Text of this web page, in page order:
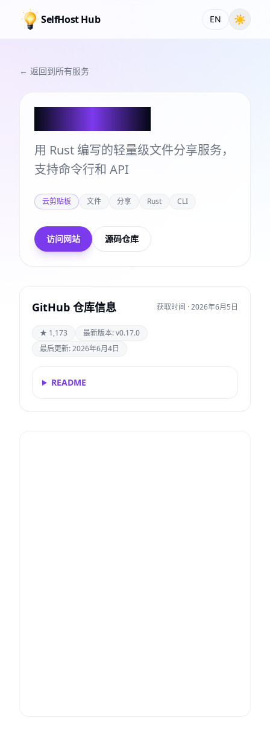
SelfHost Hub EN ☀
← 返回到所有服务
用 Rust 编写的轻量级文件分享服务，
支持命令行和 API
云剪贴板 文件 分享 Rust CLI
访问网站 源码仓库
GitHub 仓库信息 获取时间 · 2026年6月5日
★ 1,173
最新版本: v0.17.0
最后更新: 2026年6月4日
README